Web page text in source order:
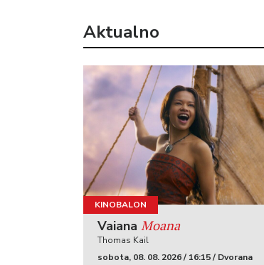
Aktualno
KINOBALON
Vaiana Moana
Thomas Kail
sobota, 08. 08. 2026 / 16:15 / Dvorana